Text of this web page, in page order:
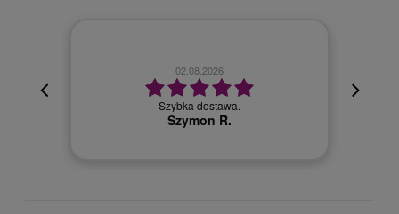
02.08.2026
Szybka dostawa.
Szymon R.